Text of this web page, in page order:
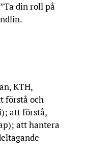
din roll på
KTH,
förstå och
att förstå,
att hantera